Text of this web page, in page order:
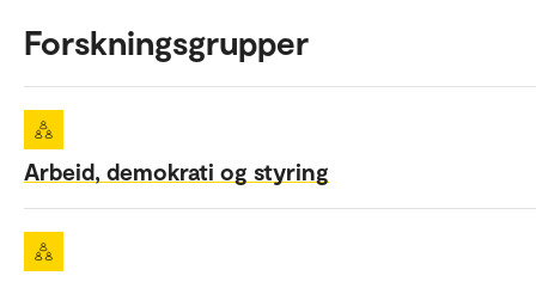
Forskningsgrupper
Arbeid, demokrati og styring